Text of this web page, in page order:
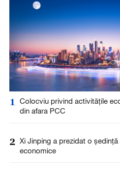
1
Colocviu privind activitățile
din afara PCC
2 Xi Jinping a prezidat o
economice